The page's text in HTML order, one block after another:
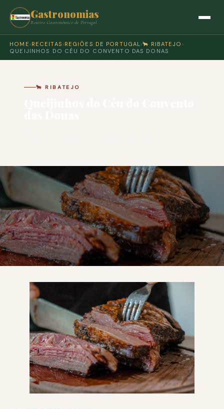
Gastronomias
Roteiro Gastronómico de Portugal
HOME › RECEITAS › REGIÕES DE PORTUGAL›🐂 RIBATEJO ›
QUEIJINHOS DO CÉU DO CONVENTO DAS DONAS
🐂 RIBATEJO